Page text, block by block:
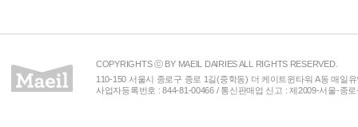
COPYRIGHTS ⓒ BY MAEIL DAIRIES ALL RIGHTS RESERVED.
110-150 서울시 종로구 종로 1길(중학동) 더 케이트윈타워 A동 매일
사업자등록번호 : 844-81-00466 / 통신판매업 신고 : 제2009-서울-종